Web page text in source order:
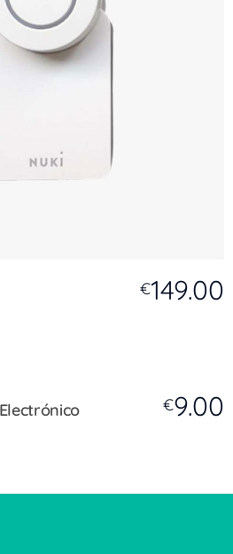
€149.00
€9.00